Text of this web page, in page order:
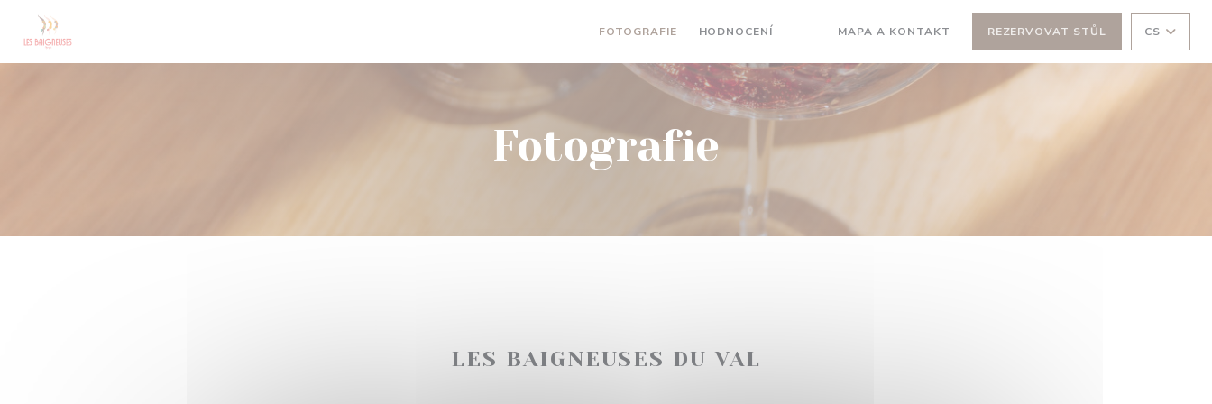
Panel pro správu cookies
FOTOGRAFIE HODNOCENÍ MAPA A KONTAKT REZERVOVAT STŮL CS
Fotografie
LES BAIGNEUSES DU VAL